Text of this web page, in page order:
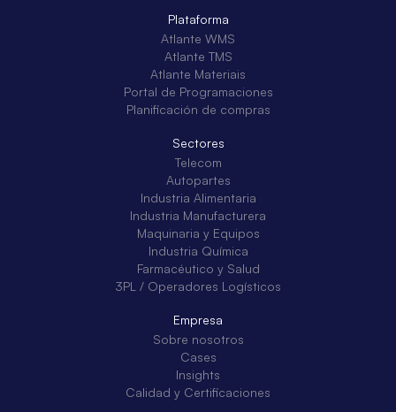
Plataforma
Atlante WMS
Atlante TMS
Atlante Materiais
Portal de Programaciones
Planificación de compras
Sectores
Telecom
Autopartes
Industria Alimentaria
Industria Manufacturera
Maquinaria y Equipos
Industria Química
Farmacéutico y Salud
3PL / Operadores Logísticos
Empresa
Sobre nosotros
Cases
Insights
Calidad y Certificaciones